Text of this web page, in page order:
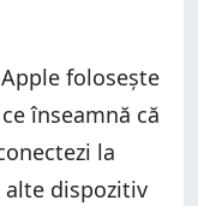
folosește
înseamnă că
la
alte dispozitiv